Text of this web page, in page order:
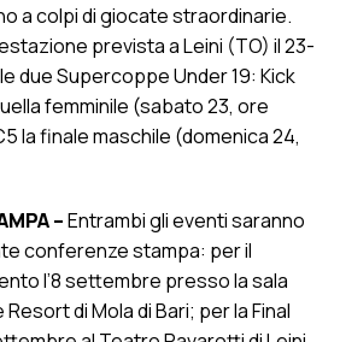
a colpi di giocate straordinarie.
prevista a Leini (TO) il 23-
due Supercoppe Under 19: Kick
femminile (sabato 23, ore
la finale maschile (domenica 24,
–Entrambi gli eventi saranno
conferenze stampa: per il
l’8 settembre presso la sala
Resort di Mola di Bari; per la Final